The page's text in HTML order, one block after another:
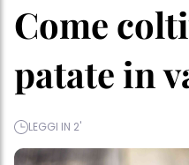
Come
patate in
LEGGI IN 2'